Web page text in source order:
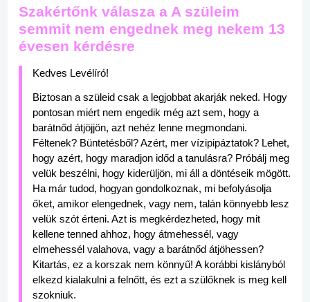
Szakértőnk válasza a A szüleim
semmit nem engednek meg nekem 13
évesen kérdésre
Kedves Levélíró!
Biztosan a szüleid csak a legjobbat akarják neked. Hogy
pontosan miért nem engedik még azt sem, hogy a
barátnőd átjöjjön, azt nehéz lenne megmondani.
Féltenek? Büntetésből? Azért, mer vízipipáztatok? Lehet,
hogy azért, hogy maradjon időd a tanulásra? Próbálj meg
velük beszélni, hogy kiderüljön, mi áll a döntéseik mögött.
Ha már tudod, hogyan gondolkoznak, mi befolyásolja
őket, amikor elengednek, vagy nem, talán könnyebb lesz
velük szót érteni. Azt is megkérdezheted, hogy mit
kellene tenned ahhoz, hogy átmehessél, vagy
elmehessél valahova, vagy a barátnőd átjöhessen?
Kitartás, ez a korszak nem könnyű! A korábbi kislányból
elkezd kialakulni a felnőtt, és ezt a szülőknek is meg kell
szokniuk.